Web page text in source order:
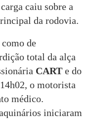
caiu sobre a
da rodovia.
de
total da alça
CART e do
o motorista
médico.
iniciaram